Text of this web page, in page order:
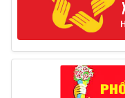
26/05/
Lịch tiếp công
Chủ tịch UBND huyện
09/05/